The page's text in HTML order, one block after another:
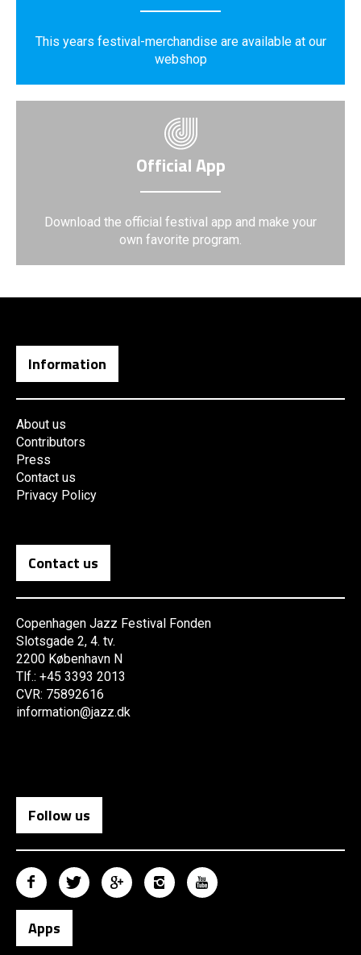
This years festival-merchandise are available at our
webshop
Official App
Download the official festival app and make your
own favorite program.
Information
About us
Contributors
Press
Contact us
Privacy Policy
Contact us
Copenhagen Jazz Festival Fonden
Slotsgade 2, 4. tv.
2200 København N
Tlf.: +45 3393 2013
CVR: 75892616
information@jazz.dk
Follow us
Apps